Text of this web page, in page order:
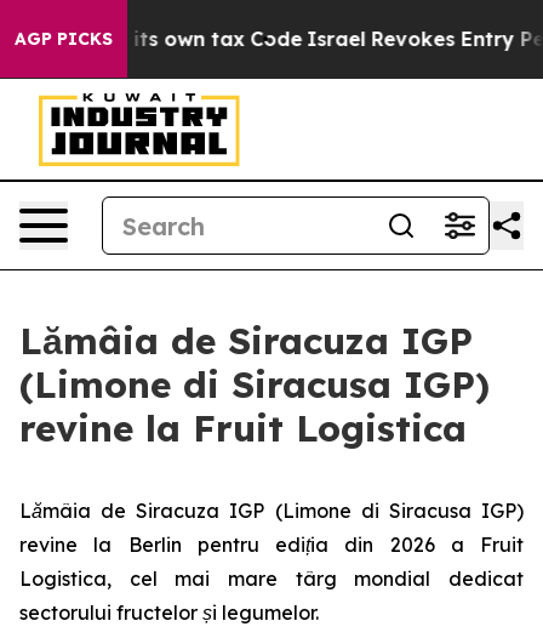
AGP PICKS
Change its own tax Code Israel Revokes Entry
Lămâia de Siracuza IGP
(Limone di Siracusa IGP)
revine la Fruit Logistica
Lămâia de Siracuza IGP (Limone di Siracusa IGP)
revine la Berlin pentru ediția din 2026 a Fruit
Logistica, cel mai mare târg mondial dedicat
sectorului fructelor și legumelor.